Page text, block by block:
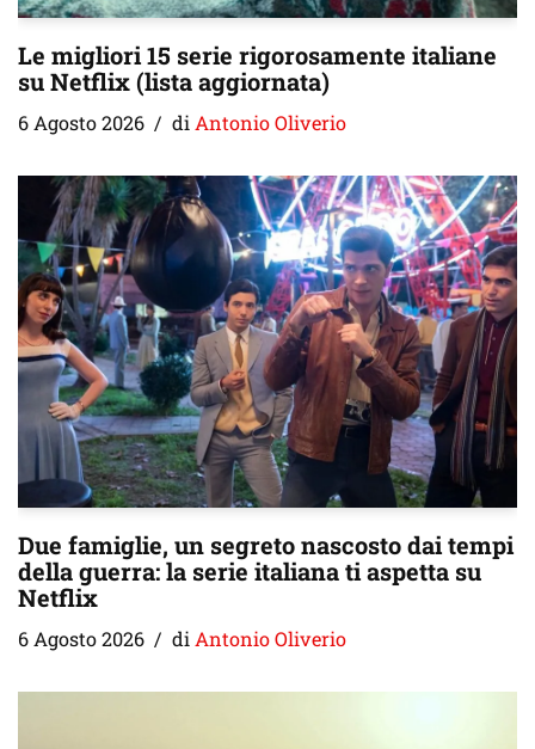
Le migliori 15 serie rigorosamente italiane
su Netflix (lista aggiornata)
6 Agosto 2026 di Antonio Oliverio
Due famiglie, un segreto nascosto dai tempi
della guerra: la serie italiana ti aspetta su
Netflix
6 Agosto 2026 diAntonio Oliverio